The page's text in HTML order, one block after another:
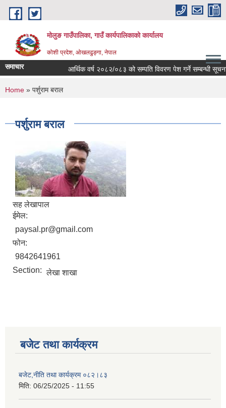
Skip to main content
मोलुङ गाउँपालिका, गाउँ कार्यपालिकाको कार्यालय
कोशी प्रदेश, ओखलढुङ्गा, नेपाल
समाचार आर्थिक वर्ष २०८२/०८३ को सम्पति विवरण पेश गर्ने सम्बन्धी सूचना
You are here
Home » पर्शुराम बराल
पर्शुराम बराल
सह लेखापाल
ईमेल:
paysal.pr@gmail.com
फोन:
9842641961
Section: लेखा शाखा
बजेट तथा कार्यक्रम
बजेट,नीति तथा कार्यक्रम ०८२।८३
मिति: 06/25/2025 - 11:55